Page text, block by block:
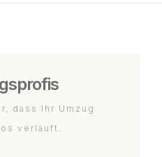
dass Ihr Umzug
verläuft.